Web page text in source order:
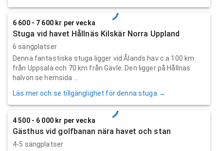
6 600 - 7 600 kr per vecka
Stuga vid havet Hållnäs Kilskär Norra Uppland
6 sängplatser
Denna fantastiska stuga ligger vid Ålands hav c:a 100 km
från Uppsala och 70 km från Gävle. Den ligger på Hållnäs
halvön se hemsida ...
Läs mer och se tillgänglighet för denna stuga →
4 500 - 6 000 kr per vecka
Gästhus vid golfbanan nära havet och stan
4-5 sängplatser